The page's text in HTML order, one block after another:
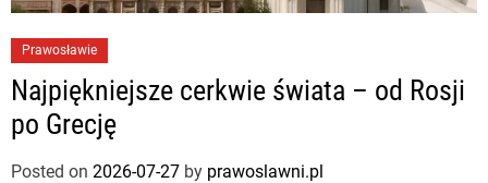
Prawosławie
Najpiękniejsze cerkwie świata – od Rosji
po Grecję
Posted on 2026-07-27 by prawoslawni.pl